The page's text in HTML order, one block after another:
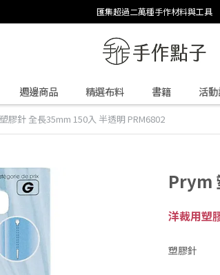
匯集超過二萬種手作材料與工具
週邊商品 精選布料 書籍 活
膠針 全長35mm 150入 半透明 PRM6802
Prym
洋裁用塑
塑膠針